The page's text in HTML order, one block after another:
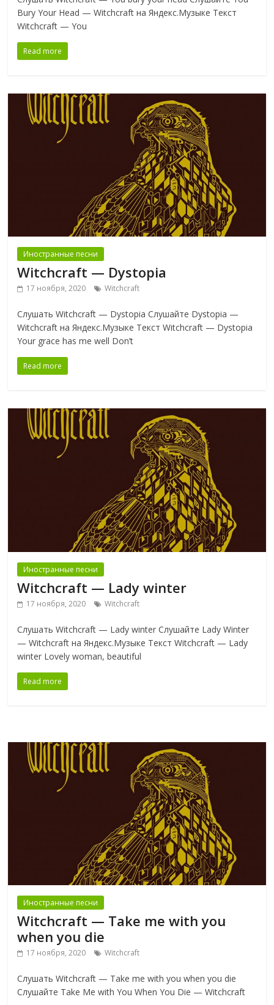
Bury Your Head — Witchcraft на Яндекс.Музыке Текст
Witchcraft — You
Read more
Иностранные песни
Witchcraft — Dystopia
17 ноября, 2020 Witchcraft
Слушать Witchcraft — Dystopia Слушайте Dystopia —
Witchcraft на Яндекс.Музыке Текст Witchcraft — Dystopia
Your grace has me well Don’t
Read more
Иностранные песни
Witchcraft — Lady winter
17 ноября, 2020 Witchcraft
Слушать Witchcraft — Lady winter Слушайте Lady Winter
— Witchcraft на Яндекс.Музыке Текст Witchcraft — Lady
winter Lovely woman, beautiful
Read more
Иностранные песни
Witchcraft — Take me with you
when you die
17 ноября, 2020 Witchcraft
Слушать Witchcraft — Take me with you when you die
Слушайте Take Me with You When You Die — Witchcraft